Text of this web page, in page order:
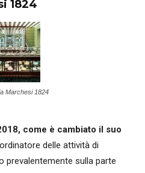
1824
Marchesi 1824
come è cambiato il suo
delle attività di
sulla parte